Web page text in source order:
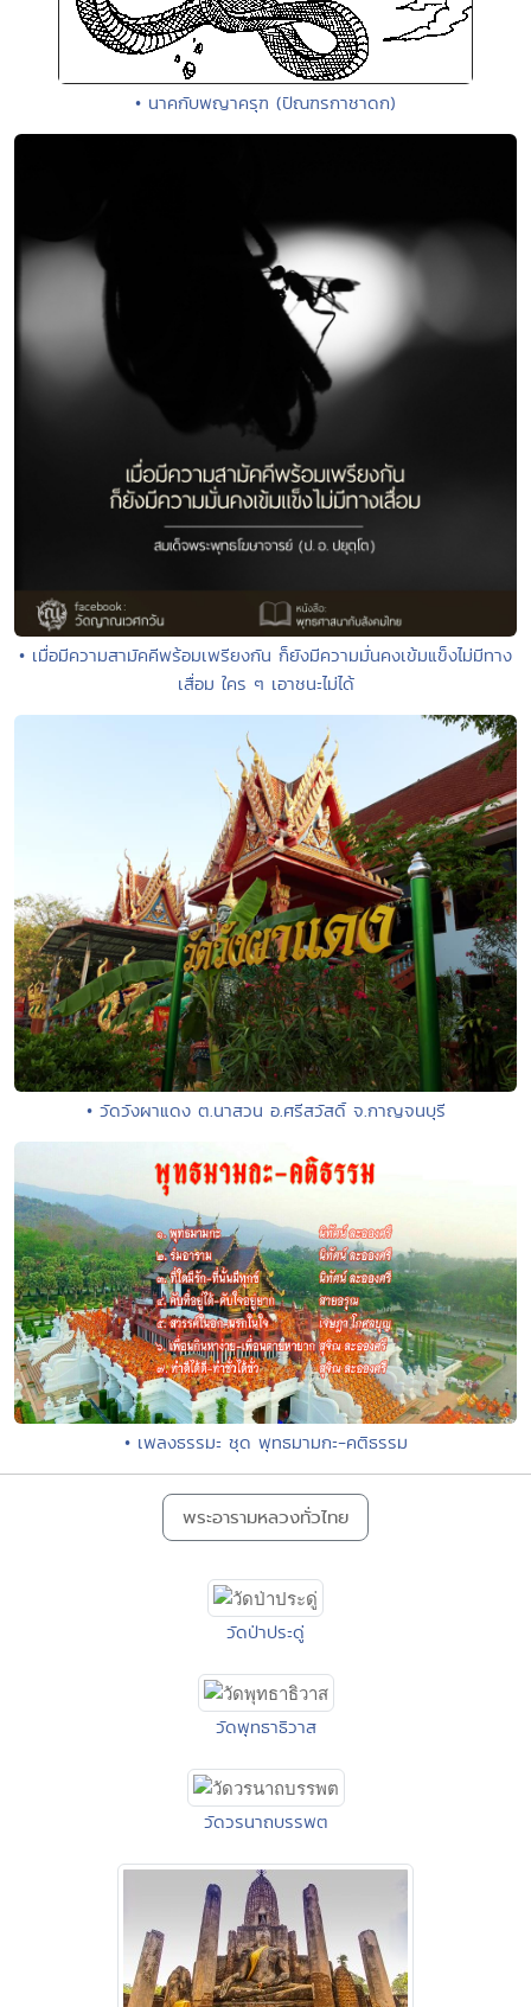
• นาคกับพญาครุฑ (ปัณฑรกาชาดก)
• เมื่อมีความสามัคคีพร้อมเพรียงกัน ก็ยังมีความมั่นคงเข้มแข็งไม่มีทาง
เสื่อม ใคร ๆ เอาชนะไม่ได้
• วัดวังผาแดง ต.นาสวน อ.ศรีสวัสดิ์ จ.กาญจนบุรี
• เพลงธรรมะ ชุด พุทธมามกะ-คติธรรม
พระอารามหลวงทั่วไทย
วัดป่าประดู่
วัดพุทธาธิวาส
วัดวรนาถบรรพต